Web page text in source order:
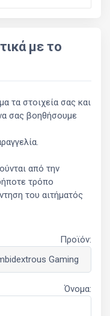
με το
τα στοιχεία σας και
σας βοηθήσουμε
από την
τρόπο
του αιτήματός
Προϊόν:
Όνομα: